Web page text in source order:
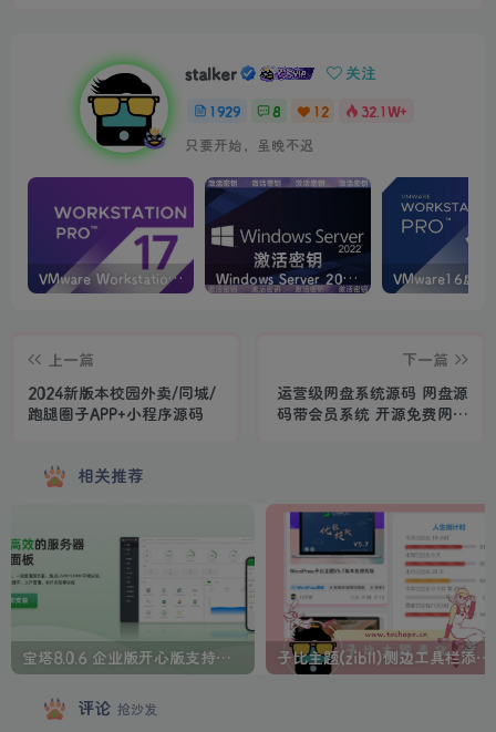
stalker 关注
1929 8 12
32.1W+
只要开始，虽晚不迟
VMware Workstation PRO v17.6.4 正式版_虚拟机(带激活密钥) Windows Server 2022激活密钥 2024 5月更新
上一篇
2024新版本校园外卖/同城/
跑腿圈子APP+小程序源码
下一篇
运营级网盘系统源码 网盘源
码带会员系统 开源免费网盘
相关推荐
宝塔8.0.6 企业版开心版支持最新升级【一键脚本】 子比主题(zibll)侧边工具栏添加人生倒计时美化
评论 抢沙发